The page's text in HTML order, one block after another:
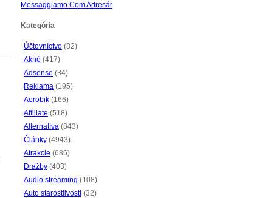
Messaggiamo.Com Adresár
Kategória
Účtovníctvo (82)
Akné (417)
Adsense (34)
Reklama (195)
Aerobik (166)
Affiliate (518)
Alternatíva (843)
Články (4943)
Atrakcie (686)
Dražby (403)
Audio streaming (108)
Auto starostlivosti (32)